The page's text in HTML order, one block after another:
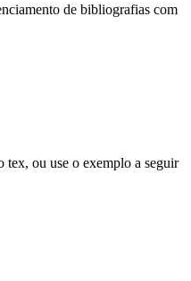
de bibliografias com
tex, ou use o exemplo a seguir